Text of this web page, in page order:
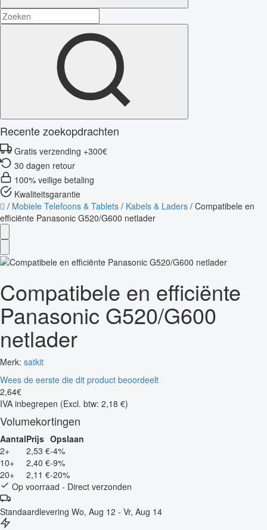
Recente zoekopdrachten
Gratis verzending +300€
30 dagen retour
100% veilige betaling
Kwaliteitsgarantie
/ Mobiele Telefoons & Tablets / Kabels & Laders / Compatibele en
efficiënte Panasonic G520/G600 netlader
Compatibele en efficiënte
Panasonic G520/G600
netlader
Merk: satkit
Wees de eerste die dit product beoordeelt
2,64€
IVA inbegrepen (Excl. btw: 2,18 €)
Volumekortingen
AantalPrijs Opslaan
2+
2,53 €-4%
10+
2,40 €-9%
20+
2,11 €-20%
Op voorraad - Direct verzonden
Standaardlevering Wo, Aug 12 - Vr, Aug 14